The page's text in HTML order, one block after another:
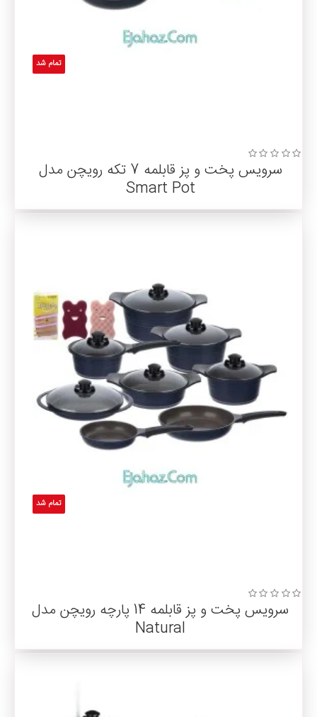
تمام شد
سرویس پخت و پز قابلمه 7 تکه رویچن مدل
Smart Pot
تمام شد
سرویس پخت و پز قابلمه 14 پارچه رویچن مدل
Natural